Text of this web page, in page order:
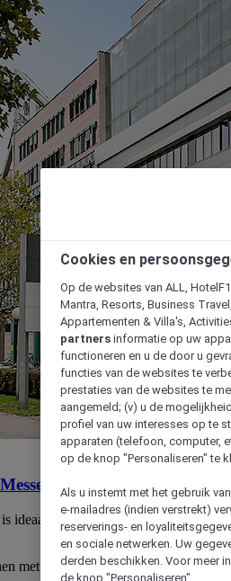
ideaal gelegen in het Leopoldstadt-
met directe verbinding met de
Cookies en
Op de websites van ALL,
Mantra, Resorts, Business
Appartementen & Villa's,
partners informatie op uw
functioneren en u de door u
functies van de websites te
prestaties van de websites te
aangemeld; (v) u de
profiel van uw interesses op te
apparaten (telefoon, computer,
op de knop "Personaliseren" te
Als u instemt met het gebruik
e-mailadres (indien verstrekt)
reserverings- en
en sociale netwerken. Uw
derden beschikken. Voor meer
de knop "Personaliseren".